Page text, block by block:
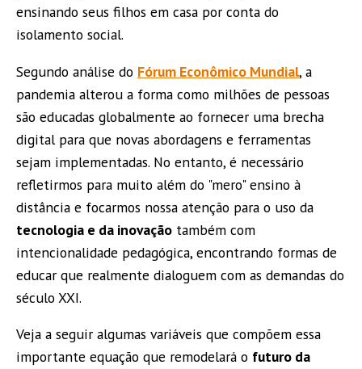
ensinando seus filhos em casa por conta do
isolamento social.
Segundo análise do Fórum Econômico Mundial, a
pandemia alterou a forma como milhões de pessoas
são educadas globalmente ao fornecer uma brecha
digital para que novas abordagens e ferramentas
sejam implementadas. No entanto, é necessário
refletirmos para muito além do "mero" ensino à
distância e focarmos nossa atenção para o uso da
tecnologia e da inovação também com
intencionalidade pedagógica, encontrando formas de
educar que realmente dialoguem com as demandas do
século XXI.
Veja a seguir algumas variáveis que compõem essa
importante equação que remodelará o futuro da